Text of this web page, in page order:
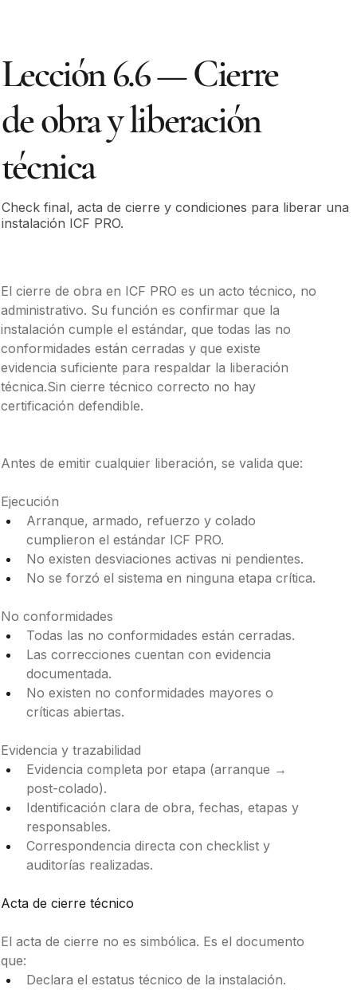
Lección 6.6 — Cierre
de obra y liberación
técnica
Check final, acta de cierre y condiciones para liberar una
instalación ICF PRO.
El cierre de obra en ICF PRO es un acto técnico, no
administrativo. Su función es confirmar que la
instalación cumple el estándar, que todas las no
conformidades están cerradas y que existe
evidencia suficiente para respaldar la liberación
técnica.Sin cierre técnico correcto no hay
certificación defendible.
Antes de emitir cualquier liberación, se valida que:
Ejecución
Arranque, armado, refuerzo y colado
cumplieron el estándar ICF PRO.
No existen desviaciones activas ni pendientes.
No se forzó el sistema en ninguna etapa crítica.
No conformidades
Todas las no conformidades están cerradas.
Las correcciones cuentan con evidencia
documentada.
No existen no conformidades mayores o
críticas abiertas.
Evidencia y trazabilidad
Evidencia completa por etapa (arranque →
post-colado).
Identificación clara de obra, fechas, etapas y
responsables.
Correspondencia directa con checklist y
auditorías realizadas.
Acta de cierre técnico
El acta de cierre no es simbólica. Es el documento
que:
Declara el estatus técnico de la instalación.